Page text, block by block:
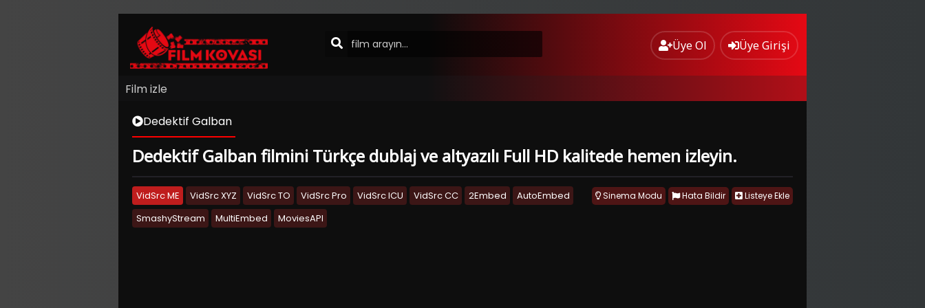
Üye Ol Üye Girişi
Film izle
Dedektif Galban
Dedektif Galban filmini Türkçe dublaj ve altyazılı Full HD kalitede hemen izleyin.
VidSrc ME VidSrc XYZ VidSrc TO VidSrc Pro VidSrc ICU VidSrc CC 2Embed
AutoEmbed
SmashyStream
MultiEmbed MoviesAPI
Listeye Ekle
Hata Bildir
Sinema Modu